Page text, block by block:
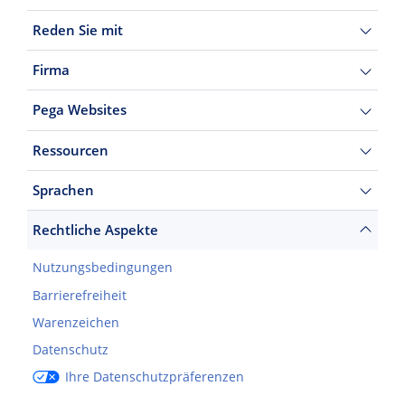
Reden Sie mit
Firma
Pega Websites
Ressourcen
Sprachen
Rechtliche Aspekte
Nutzungsbedingungen
Barrierefreiheit
Warenzeichen
Datenschutz
Ihre Datenschutzpräferenzen